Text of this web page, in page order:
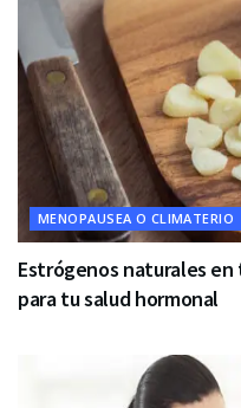
MENOPAUSEA O CLIMATERIO
Estrógenos naturales
para tu salud hormonal